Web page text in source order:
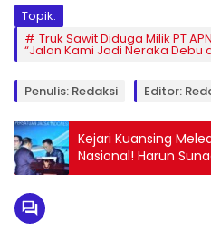
Topik:
Truk Sawit Diduga Milik PT
“Jalan Kami Jadi Neraka Debu
Penulis: Redaksi Editor:
Kejari Kuansing
Nasional! Harun
Tak Sekadar Bicara